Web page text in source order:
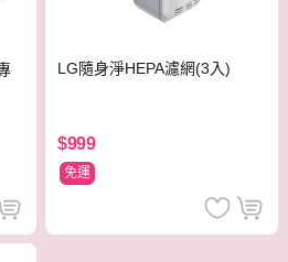
LG隨身淨HEPA濾網(3入)
$999
免運